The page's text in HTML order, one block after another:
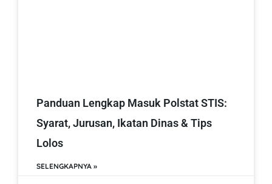
Panduan Lengkap Masuk Polstat STIS:
Syarat, Jurusan, Ikatan Dinas & Tips
Lolos
SELENGKAPNYA »